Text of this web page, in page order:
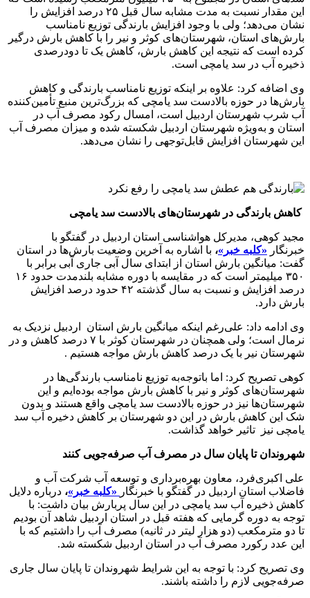
این مقدار نسبت به مدت مشابه سال قبل ۲۵ درصد افزایش را
نشان می‌دهد؛ ولی با وجود افزایش بارندگی توزیع نامناسب
بارش‌های استان، شهرستان‌های کوثر و نیر را با کاهش بارش درگیر
کرده است که نتیجه این کاهش بارش، کاهش یک تا دودرصدی
ذخیره آب در سد یامچی است.
وی اضافه کرد: علاوه بر اینکه توزیع نامناسب بارندگی و کاهش
بارش‌ها در حوزه بالادست سد یامچی که بزرگ‌ترین منبع تأمین‌کننده
آب شرب شهرستان اردبیل است، امسال رکود مصرف آب در
استان و به‌ویژه شهرستان اردبیل شکسته شده و میزان مصرف آب
این شهرستان افزایش قابل‌توجهی را نشان می‌دهد.
کاهش بارندگی در شهرستان‌های بالادست سد یامچی
مجید کوهی، مدیرکل هواشناسی استان اردبیل در گفتگو با
خبرنگار «کلبه خبر»، با اشاره به آخرین وضعیت بارش‌ها در استان
گفت: میانگین بارش استان از ابتدای سال آبی جاری آبی برابر با
۳۵۰ میلیمتر است که در مقایسه با دوره مشابه بلندمدت حدود ۱۶
درصد افزایش و نسبت به سال گذشته ۴۲ حدود درصد افزایش
بارش دارد.
وی ادامه داد: علی‌رغم اینکه میانگین بارش استان اردبیل نزدیک به
نرمال است؛ ولی همچنان در شهرستان کوثر با ۷ درصد کاهش و در
شهرستان نیر با یک درصد کاهش بارش مواجه هستیم .
کوهی تصریح کرد: اما باتوجه‌به توزیع نامناسب بارندگی‌ها در
شهرستان‌های کوثر و نیر با کاهش بارش مواجه بوده‌ایم و این
شهرستان‌ها نیز در حوزه بالادست سد یامچی واقع هستند و بدون
شک این کاهش بارش در این دو شهرستان بر کاهش دخیره آب سد
یامچی نیز تاثیر خواهد گذاشت.
شهروندان تا پایان سال در مصرف آب صرفه‌جویی کنند
علی اکبری‌فرد، معاون بهره‌برداری و توسعه آب شرکت آب و
فاضلاب استان اردبیل در گفتگو با خبرنگار «کلبه خبر»، درباره دلایل
کاهش ذخیره آب سد یامچی در این سال پربارش بیان داشت: با
توجه به دوره گرمایی که هفته قبل در استان اردبیل شاهد آن بودیم
تا دو مترمکعب (دو هزار لیتر در ثانیه) مصرف آب را داشتیم که با
این عدد رکورد مصرف آب در استان اردبیل شکسته شد.
وی تصریح کرد: با توجه به این شرایط شهروندان تا پایان سال جاری
صرفه‌جویی لازم را داشته باشند.